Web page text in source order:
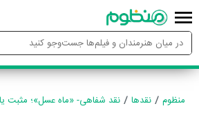
منظوم نقدها نقد شفاهی- «ماه عسل»؛ مثبت